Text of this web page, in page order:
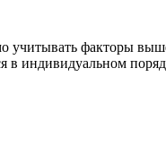
учитывать факторы
индивидуальном